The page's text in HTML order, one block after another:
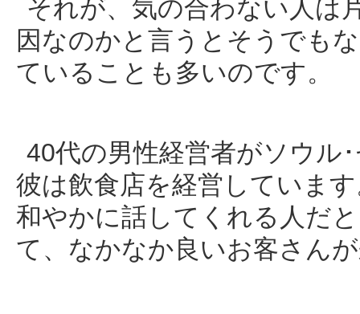
それが、気の合わない人は
因なのかと言うとそうでも
ていることも多いのです。
40代の男性経営者がソウル
彼は飲食店を経営していま
和やかに話してくれる人だ
て、なかなか良いお客さん